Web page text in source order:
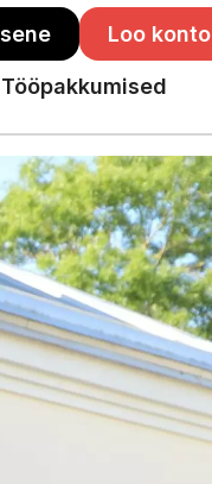
Loo konto
Tööpakkumised